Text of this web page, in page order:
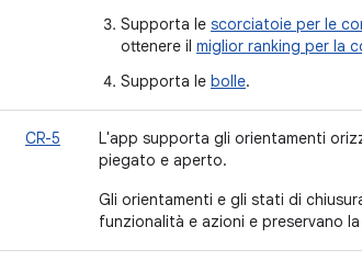
Supporta le scorciatoie per le
ottenere il miglior ranking per la
Supporta le bolle.
CR-5
L'app supporta gli orientamenti
piegato e aperto.
Gli orientamenti e gli stati di
funzionalità e azioni e preservano